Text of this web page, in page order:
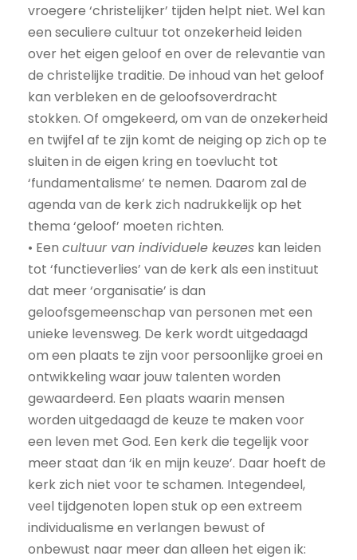
vroegere ‘christelijker’ tijden helpt niet. Wel kan
een seculiere cultuur tot onzekerheid leiden
over het eigen geloof en over de relevantie van
de christelijke traditie. De inhoud van het geloof
kan verbleken en de geloofsoverdracht
stokken. Of omgekeerd, om van de onzekerheid
en twijfel af te zijn komt de neiging op zich op te
sluiten in de eigen kring en toevlucht tot
‘fundamentalisme’ te nemen. Daarom zal de
agenda van de kerk zich nadrukkelijk op het
thema ‘geloof’ moeten richten.
• Een cultuur van individuele keuzes kan leiden
tot ‘functieverlies’ van de kerk als een instituut
dat meer ‘organisatie’ is dan
geloofsgemeenschap van personen met een
unieke levensweg. De kerk wordt uitgedaagd
om een plaats te zijn voor persoonlijke groei en
ontwikkeling waar jouw talenten worden
gewaardeerd. Een plaats waarin mensen
worden uitgedaagd de keuze te maken voor
een leven met God. Een kerk die tegelijk voor
meer staat dan ‘ik en mijn keuze’. Daar hoeft de
kerk zich niet voor te schamen. Integendeel,
veel tijdgenoten lopen stuk op een extreem
individualisme en verlangen bewust of
onbewust naar meer dan alleen het eigen ik: